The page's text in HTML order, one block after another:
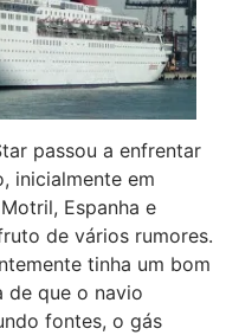
passou a enfrentar
inicialmente em
Espanha e
de vários rumores.
tinha um bom
de que o navio
fontes, o gás